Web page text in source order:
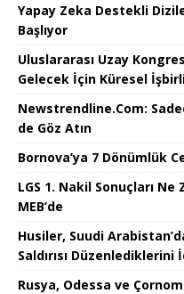
Yapay Zeka Destekli
Başlıyor
Uluslararası Uzay
Gelecek İçin Küresel
Newstrendline.Com:
de Göz Atın
Bornova’ya 7 Dönümlük
LGS 1. Nakil Sonuçları
MEB’de
Husiler, Suudi
Saldırısı Düzenlediklerini
Rusya, Odessa ve